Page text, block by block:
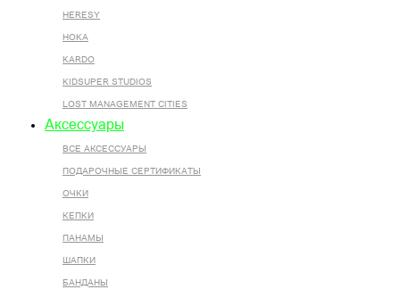
HERESY
HOKA
KARDO
KIDSUPER STUDIOS
LOST MANAGEMENT CITIES
Аксессуары
ВСЕ AКСЕССУАРЫ
ПОДАРОЧНЫЕ СЕРТИФИКАТЫ
ОЧКИ
КЕПКИ
ПАНАМЫ
ШАПКИ
БАНДАНЫ